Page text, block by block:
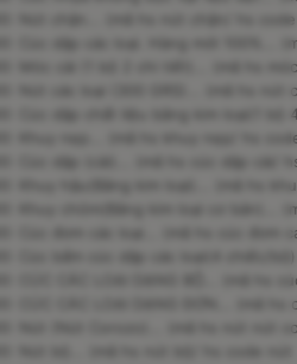
Nút chận... (mã hs nút chận/ hs
Cúc dập các loại. Hàng mới 100%...
Móc cài (1 bộ 2 chi tiết)... (mã hs
Nút các loại (300 GRS)... (mã hs
Cúc dập chất liệu bằng kim loại(1
Khuy nẹp... (mã hs khuy nẹp/ hs
Cúc dập (cài)... (mã hs cúc dập cài/
Khuy hậu(Bằng kim loại)... (mã hs
Khuy chỏm(Bằng kim loại cơ bản)...
Cúc đơm các loại... (mã hs cúc đơm
CÚC CÁC LOẠI DẠNG BỘ... (mã hs
CÚC CÁC LOẠI DẠNG ĐƠN... (mã
Nút (Nút Corozo)... (mã hs nút nút